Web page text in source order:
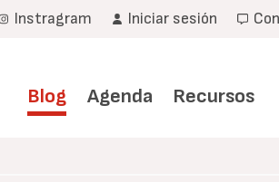
Instragram Iniciar sesión
Blog Agenda Recursos